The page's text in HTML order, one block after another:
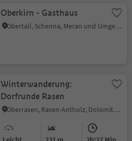
Oberkirn - Gasthaus
Obertall, Schenna, Meran und Umgebung
Winterwanderung:
Dorfrunde Rasen
Oberrasen, Rasen-Antholz, Dolomitenregion Kronplatz